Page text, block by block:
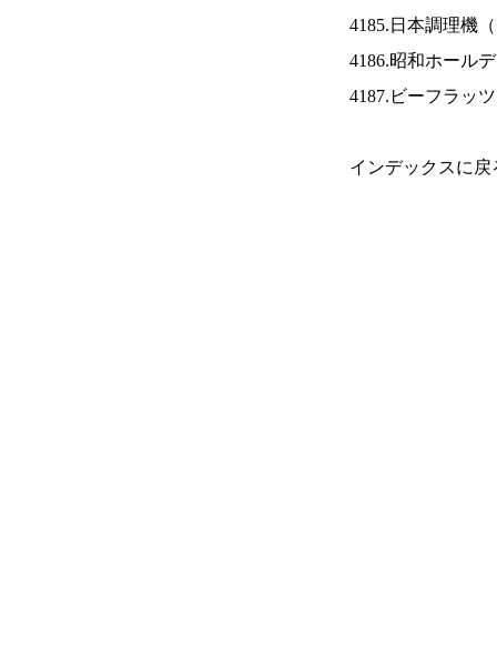
4185.日本調理機（
4186.昭和ホール
4187.ビーフラッ
インデックスに戻